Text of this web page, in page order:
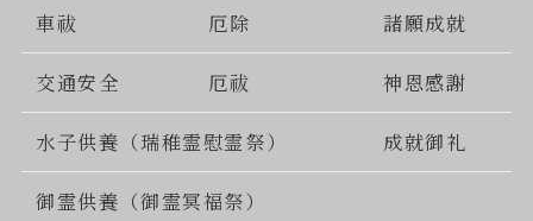
車祓 厄除 諸願成就
交通安全 厄祓 神恩感謝
水子供養（瑞稚霊慰霊祭） 成就御礼
御霊供養（御霊冥福祭）